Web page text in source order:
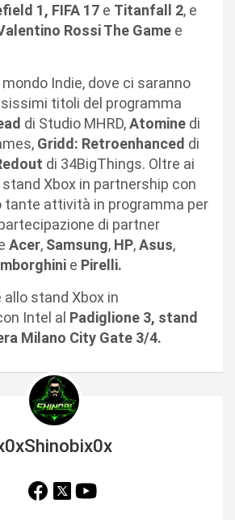
1, FIFA 17 e Titanfall 2, e
Rossi The Game e
Indie, dove ci saranno
titoli del programma
di Studio MHRD,Atomine di
Gridd: Retroenhanced di
di 34BigThings. Oltre ai
Xbox in partnership con
tante attività in programma per
di partner
Acer, Samsung, HP,Asus,
e Pirelli.
stand Xbox in
Intel al Padiglione 3, stand
Milano City Gate 3/4.